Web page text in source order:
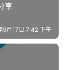
享
9月17日 7:42 下午